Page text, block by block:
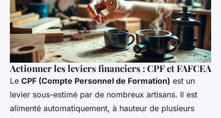
Actionner les leviers financiers : CPF et FAFCEA
Le CPF (Compte Personnel de Formation) est un
levier sous-estimé par de nombreux artisans. Il est
alimenté automatiquement, à hauteur de plusieurs